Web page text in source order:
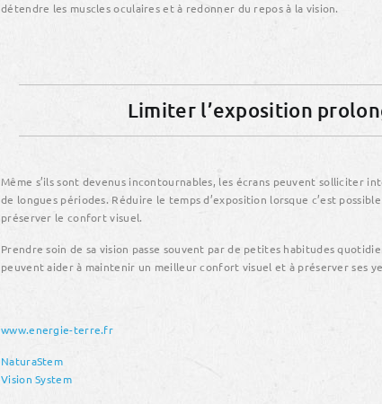
détendre les muscles oculaires et à redonner du repos à la vision.
Limiter l’exposition
Même s’ils sont devenus incontournables, les écrans peuvent solliciter
de longues périodes. Réduire le temps d’exposition lorsque c’est
préserver le confort visuel.
Prendre soin de sa vision passe souvent par de petites habitudes
peuvent aider à maintenir un meilleur confort visuel et à préserver ses
www.energie-terre.fr
NaturaStem
Vision System